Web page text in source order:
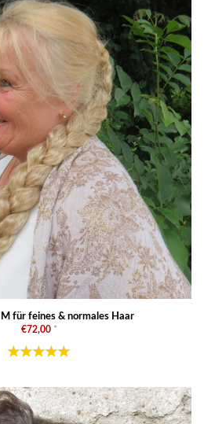
für feines & normales Haar
€72,00 *